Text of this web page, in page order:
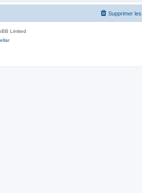
Supprimer
Limited